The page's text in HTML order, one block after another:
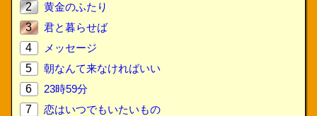
2
黄金のふたり
3
君と暮らせば
4
メッセージ
5
朝なんて来なければいい
6
23時59分
7
恋はいつでもいたいもの